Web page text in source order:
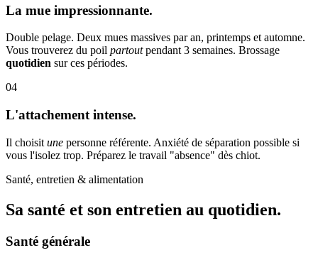
La mue impressionnante.
Double pelage. Deux mues massives par an, printemps et automne.
Vous trouverez du poil partoutpendant 3 semaines. Brossage
quotidien sur ces périodes.
04
L'attachement intense.
Il choisit une personne référente. Anxiété de séparation possible si
vous l'isolez trop. Préparez le travail "absence" dès chiot.
Santé, entretien & alimentation
Sa santé et son entretien au quotidien.
Santé générale